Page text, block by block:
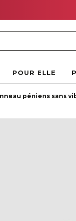
POUR ELLE
péniens sans